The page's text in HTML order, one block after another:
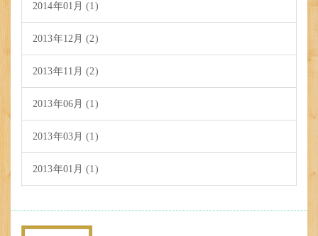
2014年01月 (1)
2013年12月 (2)
2013年11月 (2)
2013年06月 (1)
2013年03月 (1)
2013年01月 (1)